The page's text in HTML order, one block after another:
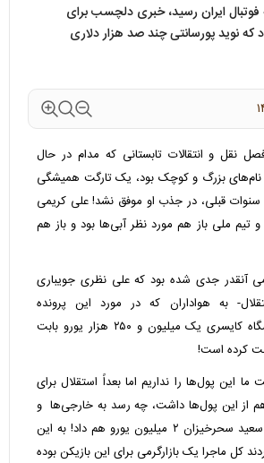
فوتبال ایران رسید، خبری دلچسب برای
نوید پورسانتی چند صد هزار دلاری
نقل و انتقالات تابستانی که مدام در حال
بزرگ و کوچک بود، یک تارگت همیشگی
قبلی، در جذب او موفق نشد! علی کریمی
تیم ملی باز هم مورد نظر آبی‌ها بود و باز هم
آنقدر جدی شده بود که علی نظری جویباری
به هواداران که در مورد این پرونده
می‌پرسیدند گفت باشگاه کایسری یک میلیون و ۲۵۰ هزار یورو بابت
کرده است!
این پول‌ها را نداریم اما بعداً استقلال برای
از این پول‌ها داشت، چه رسد به خارجی‌ها و
حتی برای بازگرداندن سعید سحرخیزان ۲ میلیون یورو هم داد! به این
کل ماجرا یک بازارگرمی برای این بازیکن بوده